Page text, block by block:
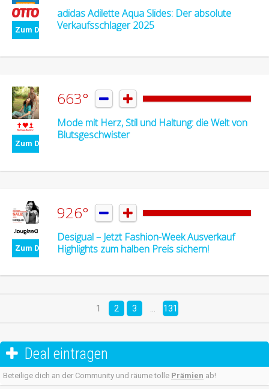
Zum Deal
adidas Adilette Aqua Slides: Der absolute
Verkaufsschlager 2025
Zum Deal
663°  
Mode mit Herz, Stil und Haltung: die Welt von
Blutsgeschwister
Zum Deal
926°  
Desigual – Jetzt Fashion-Week Ausverkauf
Highlights zum halben Preis sichern!
1 2 3 … 131
 Deal eintragen
Beteilige dich an der Community und räume tolle Prämien ab!